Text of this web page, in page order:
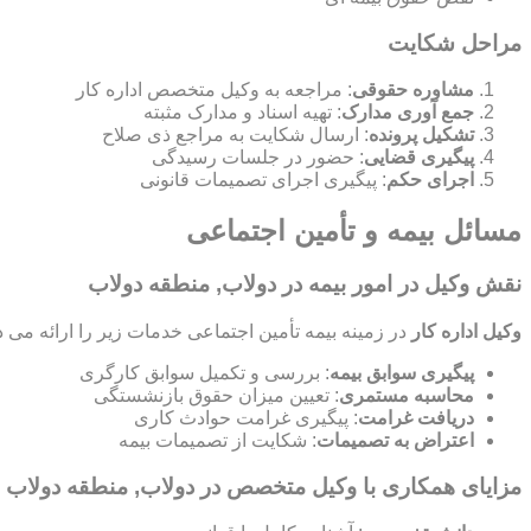
مراحل شکایت
مشاوره حقوقی: مراجعه به وکیل متخصص اداره کار
جمع آوری مدارک: تهیه اسناد و مدارک مثبته
تشکیل پرونده: ارسال شکایت به مراجع ذی صلاح
پیگیری قضایی: حضور در جلسات رسیدگی
اجرای حکم: پیگیری اجرای تصمیمات قانونی
مسائل بیمه و تأمین اجتماعی
نقش وکیل در امور بیمه در دولاب, منطقه دولاب
وکیل اداره کار در زمینه بیمه تأمین اجتماعی خدمات زیر را ارائه می
پیگیری سوابق بیمه: بررسی و تکمیل سوابق کارگری
محاسبه مستمری: تعیین میزان حقوق بازنشستگی
دریافت غرامت: پیگیری غرامت حوادث کاری
اعتراض به تصمیمات: شکایت از تصمیمات بیمه
مزایای همکاری با وکیل متخصص در دولاب, منطقه دولاب